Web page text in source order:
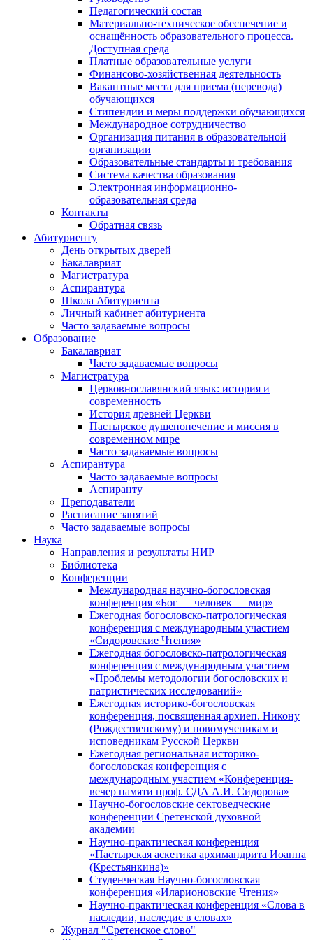
Педагогический состав
Материально-техническое обеспечение и
оснащённость образовательного процесса.
Доступная среда
Платные образовательные услуги
Финансово-хозяйственная деятельность
Вакантные места для приема (перевода)
обучающихся
Стипендии и меры поддержки обучающихся
Международное сотрудничество
Организация питания в образовательной
организации
Образовательные стандарты и требования
Система качества образования
Электронная информационно-
образовательная среда
Контакты
Обратная связь
Абитуриенту
День открытых дверей
Бакалавриат
Магистратура
Аспирантура
Школа Абитуриента
Личный кабинет абитуриента
Часто задаваемые вопросы
Образование
Бакалавриат
Часто задаваемые вопросы
Магистратура
Церковнославянский язык: история и
современность
История древней Церкви
Пастырское душепопечение и миссия в
современном мире
Часто задаваемые вопросы
Аспирантура
Часто задаваемые вопросы
Аспиранту
Преподаватели
Расписание занятий
Часто задаваемые вопросы
Наука
Направления и результаты НИР
Библиотека
Конференции
Международная научно-богословская
конференция «Бог — человек — мир»
Ежегодная богословско-патрологическая
конференция с международным участием
«Сидоровские Чтения»
Ежегодная богословско-патрологическая
конференция с международным участием
«Проблемы методологии богословских и
патристических исследований»
Ежегодная историко-богословская
конференция, посвященная архиеп. Никону
(Рождественскому) и новомученикам и
исповедникам Русской Церкви
Ежегодная региональная историко-
богословская конференция с
международным участием «Конференция-
вечер памяти проф. СДА А.И. Сидорова»
Научно-богословские сектоведческие
конференции Сретенской духовной
академии
Научно-практическая конференция
«Пастырская аскетика архимандрита Иоанна
(Крестьянкина)»
Студенческая Научно-богословская
конференция «Иларионовские Чтения»
Научно-практическая конференция «Cлова в
наследии, наследие в словах»
Журнал "Сретенское слово"